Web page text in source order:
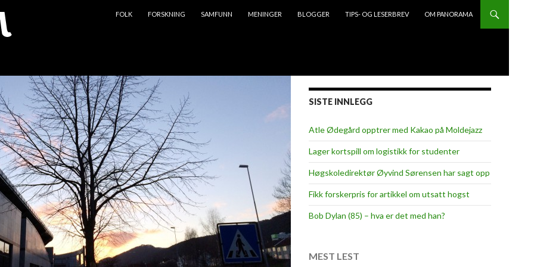
FOLK
FORSKNING SAMFUNN MENINGER BLOGGER TIPS- OG LESERBREV OM PANORAMA
SISTE INNLEGG
Atle Ødegård opptrer med Kakao på Moldejazz
Lager kortspill om logistikk for studenter
Høgskoledirektør Øyvind Sørensen har sagt opp
Fikk forskerpris for artikkel om utsatt hogst
Bob Dylan (85) – hva er det med han?
MEST LEST